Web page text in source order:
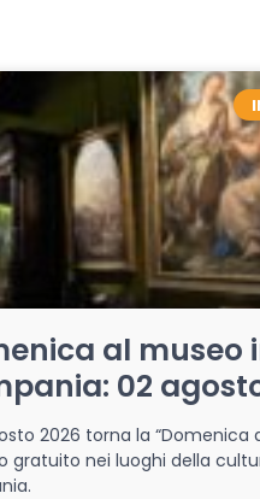
al museo
02
2026 torna la “Domenica
gratuito nei luoghi della